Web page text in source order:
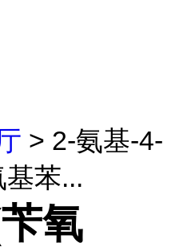
> 2-氨基-4-
苯...
氧